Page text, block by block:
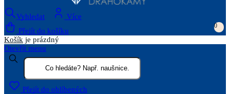
Vyhledat
Více
Přejít do košíku
0
Košík je prázdný
Otevřít menu
Přejít do oblíbených